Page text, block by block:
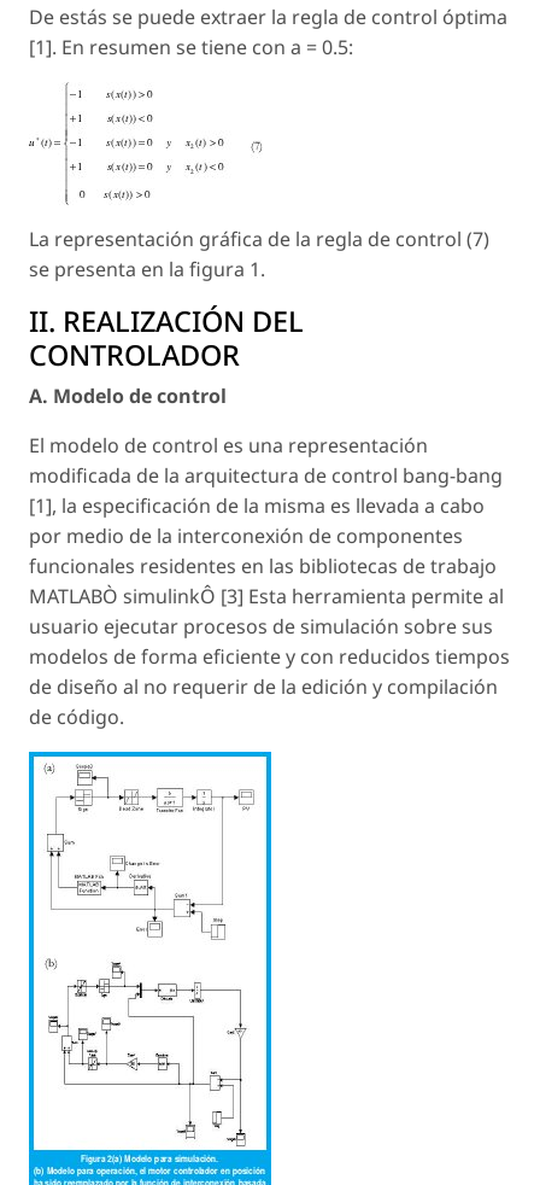
De estás se puede extraer la regla de control óptima
[1]. En resumen se tiene con a = 0.5:
La representación gráfica de la regla de control (7)
se presenta en la figura 1.
II. REALIZACIÓN DEL
CONTROLADOR
A. Modelo de control
El modelo de control es una representación
modificada de la arquitectura de control bang-bang
[1], la especificación de la misma es llevada a cabo
por medio de la interconexión de componentes
funcionales residentes en las bibliotecas de trabajo
MATLABÒ simulinkÔ [3] Esta herramienta permite al
usuario ejecutar procesos de simulación sobre sus
modelos de forma eficiente y con reducidos tiempos
de diseño al no requerir de la edición y compilación
de código.